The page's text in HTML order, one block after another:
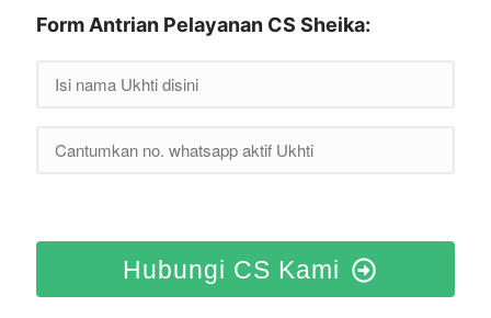
Form Antrian Pelayanan CS Sheika:
Hubungi CS Kami